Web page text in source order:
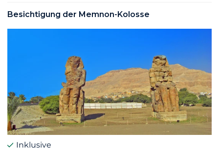
Besichtigung der Memnon-Kolosse
Inklusive